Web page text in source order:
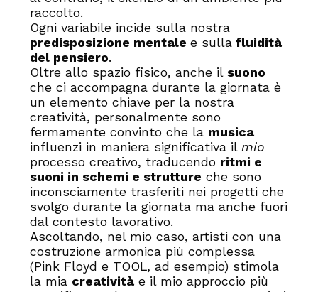
raccolto.
Ogni variabile incide sulla nostra
predisposizione mentale e sullafluidità
del pensiero.
Oltre allo spazio fisico, anche il suono
che ci accompagna durante la giornata è
un elemento chiave per la nostra
creatività, personalmente sono
fermamente convinto che la musica
influenzi in maniera significativa il mio
processo creativo, traducendo ritmi e
suoni in schemi e strutture che sono
inconsciamente trasferiti nei progetti che
svolgo durante la giornata ma anche fuori
dal contesto lavorativo.
Ascoltando, nel mio caso, artisti con una
costruzione armonica più complessa
(Pink Floyd e TOOL, ad esempio) stimola
la mia creativitàe il mio approccio più